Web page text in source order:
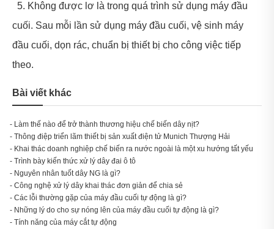
5. Không được lơ là trong quá trình sử dụng máy đầu
cuối. Sau mỗi lần sử dụng máy đầu cuối, vệ sinh máy
đầu cuối, dọn rác, chuẩn bị thiết bị cho công việc tiếp
theo.
Bài viết khác
- Làm thế nào để trở thành thương hiệu chế biến dây nịt?
- Thông điệp triển lãm thiết bị sản xuất điện tử Munich Thượng Hải
- Khai thác doanh nghiệp chế biến ra nước ngoài là một xu hướng tất yếu
- Trình bày kiến thức xử lý dây đai ô tô
- Nguyên nhân tuốt dây NG là gì?
- Công nghệ xử lý dây khai thác đơn giản để chia sẻ
- Các lỗi thường gặp của máy đầu cuối tự động là gì?
- Những lý do cho sự nóng lên của máy đầu cuối tự động là gì?
- Tính năng của máy cắt tự động